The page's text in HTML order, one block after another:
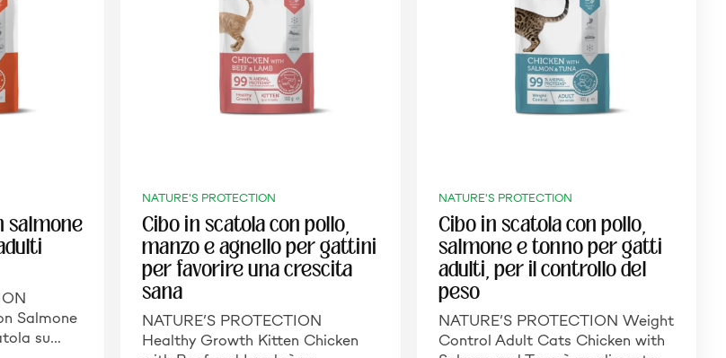
salmone
Salmone
su…
NATURE'S PROTECTION
Cibo in scatola con pollo,
manzo e agnello per gattini
per favorire una crescita
sana
NATURE’S PROTECTION
Healthy Growth Kitten Chicken
NATURE'S PROTECTION
Cibo in scatola con pollo,
salmone e tonno per gatti
adulti, per il controllo del
peso
NATURE’S PROTECTION Weight
Control Adult Cats Chicken with